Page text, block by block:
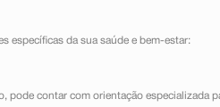
específicas da sua saúde e bem-estar:
pode contar com orientação especializada